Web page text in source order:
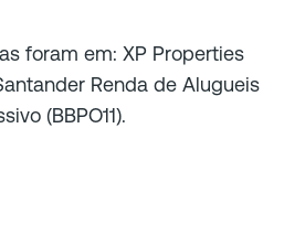
foram em: XP Properties
Renda de Alugueis
(BBPO11).